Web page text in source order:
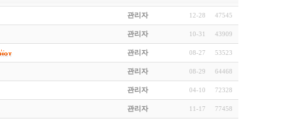
관리자 12-28 47545
관리자 10-31 43909
관리자 08-27 53523
관리자 08-29 64468
관리자 04-10 72328
관리자 11-17 77458